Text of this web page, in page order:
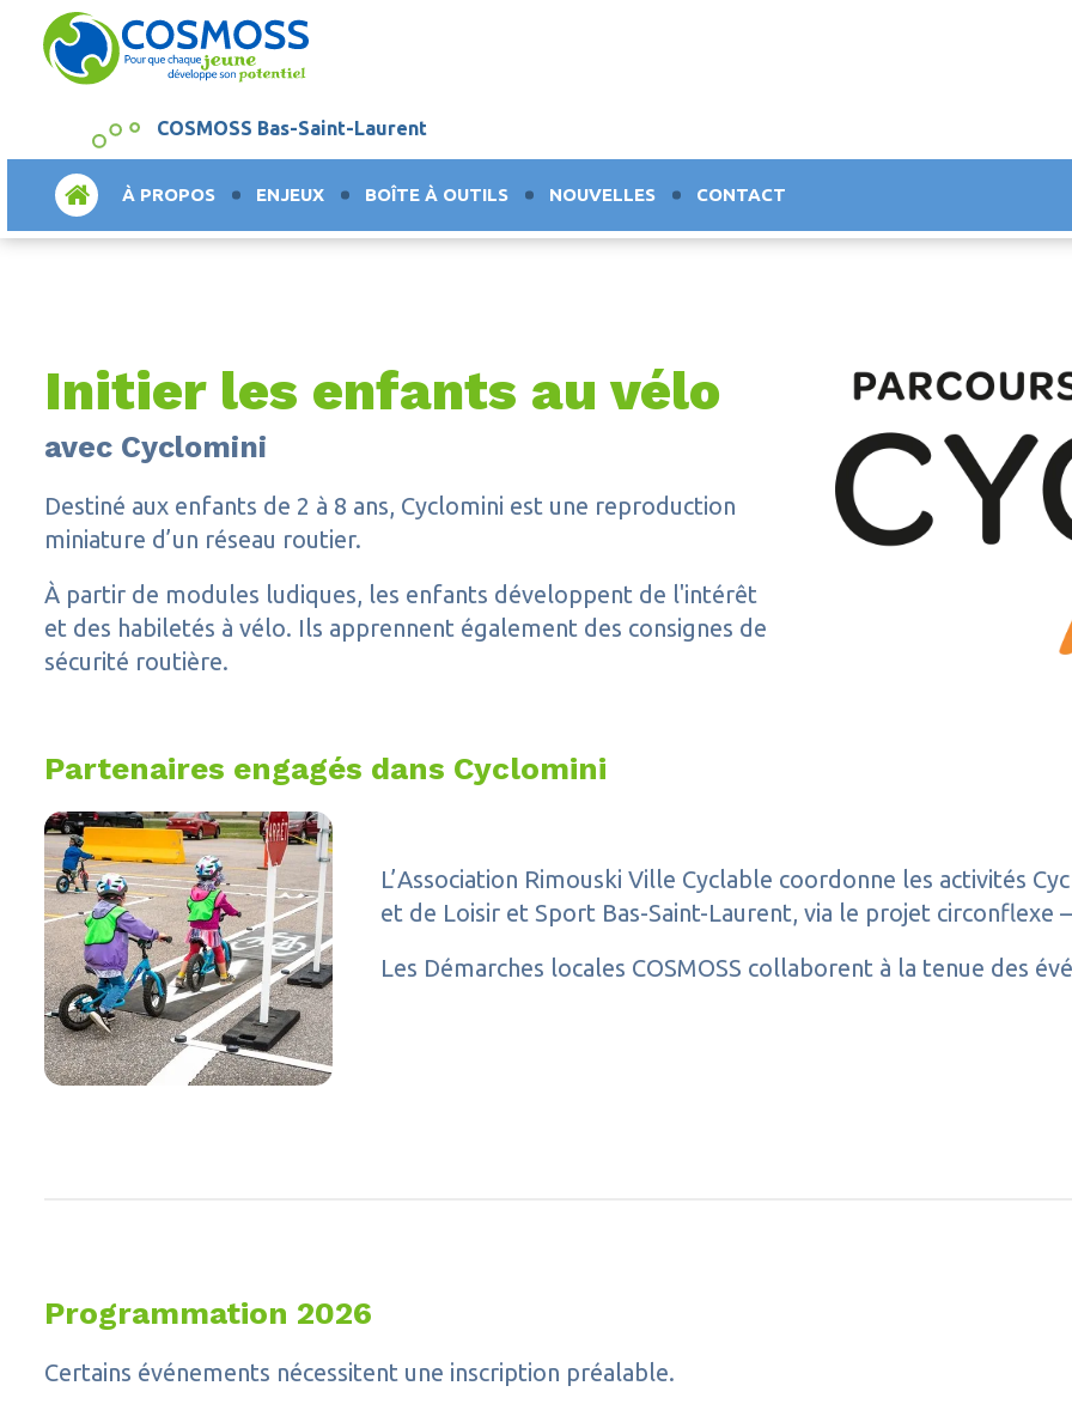
COSMOSS Bas-Saint-Laurent
ACCUEILÀ PROPOS ENJEUX BOÎTE À OUTILS NOUVELLES CONTACT
Initier les enfants au vélo
avec Cyclomini
Destiné aux enfants de 2 à 8 ans, Cyclomini est une reproduction
miniature d’un réseau routier.
À partir de modules ludiques, les enfants développent de l'intérêt
et des habiletés à vélo. Ils apprennent également des consignes de
sécurité routière.
Partenaires engagés dans Cyclomini
L’Association Rimouski Ville Cyclable coordonne les activités
et de Loisir et Sport Bas-Saint-Laurent, via le projet
Les Démarches locales COSMOSS collaborent à la tenue des
Programmation 2026
Certains événements nécessitent une inscription préalable.